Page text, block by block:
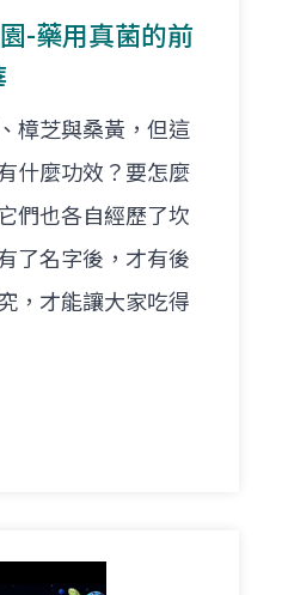
-藥用真菌的前
樟芝與桑黃，但這
什麼功效？要怎麼
們也各自經歷了坎
了名字後，才有後
，才能讓大家吃得